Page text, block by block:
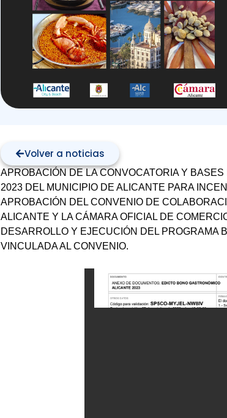
Volver a noticias
APROBACIÓN DE LA CONVOCATORIA Y
2023 DEL MUNICIPIO DE ALICANTE PARA
APROBACIÓN DEL CONVENIO DE
ALICANTE Y LA CÁMARA OFICIAL DE
DESARROLLO Y EJECUCIÓN DEL PROGRAMA
VINCULADA AL CONVENIO.